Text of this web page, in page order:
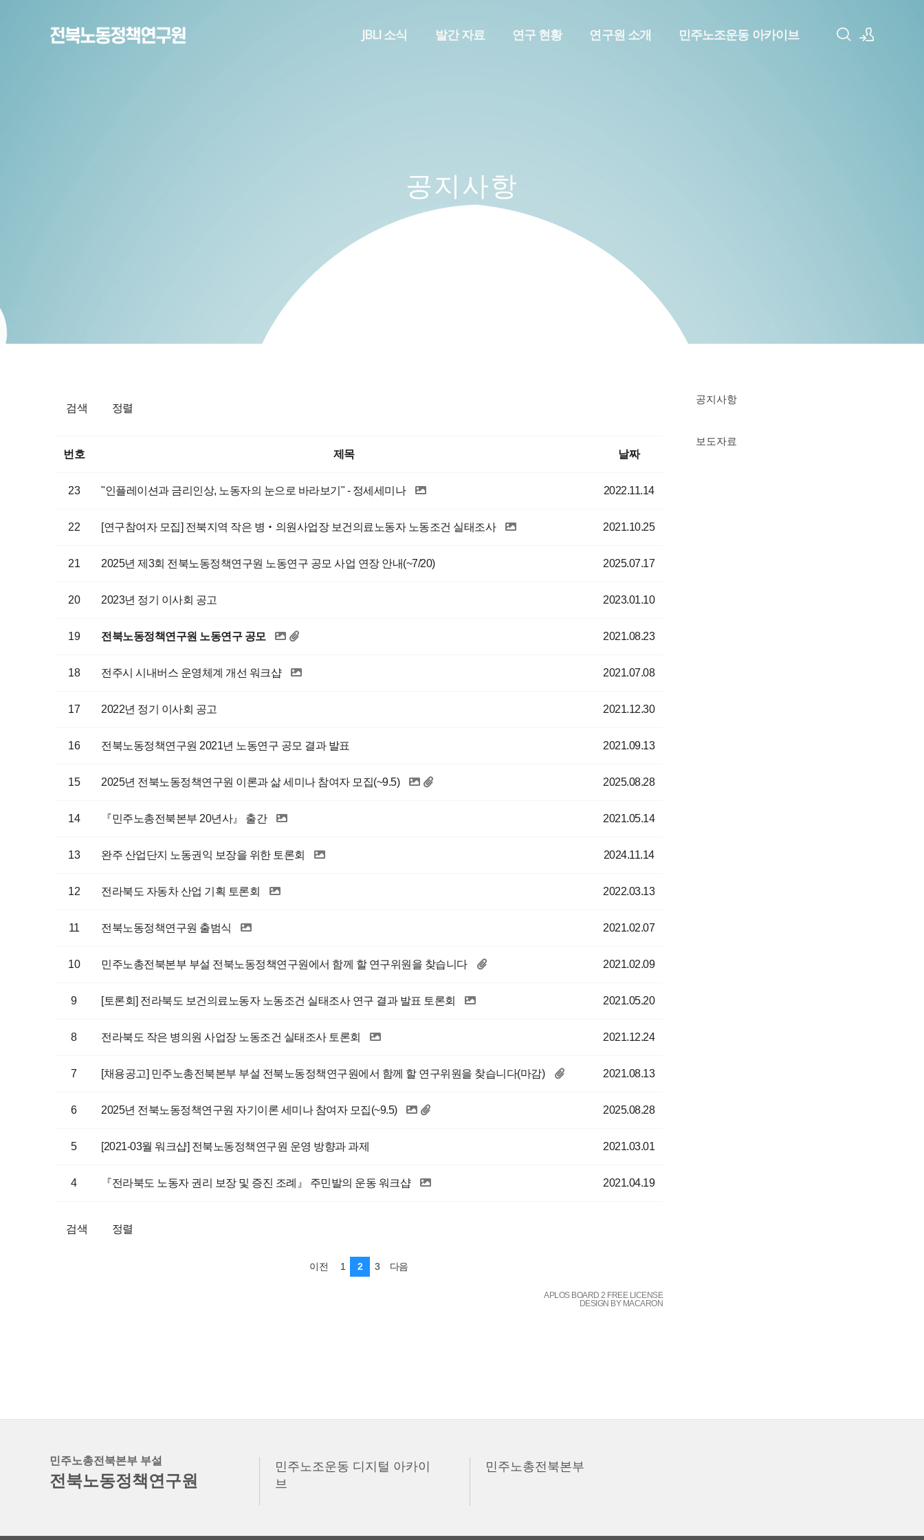
JBLI 소식 발간 자료 연구 현황 연구원 소개 민주노조운동 아카이브
공지사항
공지사항
보도자료
검색 정렬
번호 제목 날짜
23 "인플레이션과 금리인상, 노동자의 눈으로 바라보기" - 정세세미나 2022.11.14
22 [연구참여자 모집] 전북지역 작은 병‧의원사업장 보건의료노동자 노동조건 실태조사 2021.10.25
21 2025년 제3회 전북노동정책연구원 노동연구 공모 사업 연장 안내(~7/20) 2025.07.17
20 2023년 정기 이사회 공고 2023.01.10
19 전북노동정책연구원 노동연구 공모 2021.08.23
18 전주시 시내버스 운영체계 개선 워크샵 2021.07.08
17 2022년 정기 이사회 공고 2021.12.30
16 전북노동정책연구원 2021년 노동연구 공모 결과 발표 2021.09.13
15 2025년 전북노동정책연구원 이론과 삶 세미나 참여자 모집(~9.5) 2025.08.28
14 『민주노총전북본부 20년사』 출간 2021.05.14
13 완주 산업단지 노동권익 보장을 위한 토론회 2024.11.14
12 전라북도 자동차 산업 기획 토론회 2022.03.13
11 전북노동정책연구원 출범식 2021.02.07
10 민주노총전북본부 부설 전북노동정책연구원에서 함께 할 연구위원을 찾습니다 2021.02.09
9 [토론회] 전라북도 보건의료노동자 노동조건 실태조사 연구 결과 발표 토론회 2021.05.20
8 전라북도 작은 병의원 사업장 노동조건 실태조사 토론회 2021.12.24
7 [채용공고] 민주노총전북본부 부설 전북노동정책연구원에서 함께 할 연구위원을 찾습니다(마감) 2021.08.13
6 2025년 전북노동정책연구원 자기이론 세미나 참여자 모집(~9.5) 2025.08.28
5 [2021-03월 워크샵] 전북노동정책연구원 운영 방향과 과제 2021.03.01
4 『전라북도 노동자 권리 보장 및 증진 조례』 주민발의 운동 워크샵 2021.04.19
검색 정렬
이전 1 2 3 다음
APLOS BOARD 2 FREE LICENSE
DESIGN BY MACARON
민주노총전북본부 부설
전북노동정책연구원
민주노조운동 디지털 아카이
브
민주노총전북본부